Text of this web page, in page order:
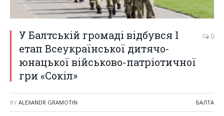
У Балтській громаді відбувся І
етап Всеукраїнської дитячо-
юнацької військово-патріотичної
гри «Сокіл»
0
BY ALEXANDR GRAMOTIN БАЛТА